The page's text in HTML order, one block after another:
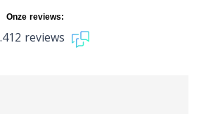
Onze reviews:
reviews